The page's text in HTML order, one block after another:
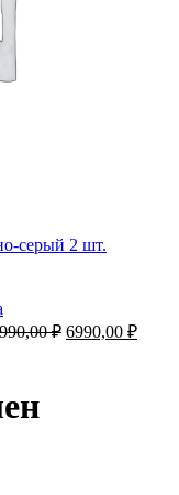
серый 2 шт.
₽ 6990,00 ₽